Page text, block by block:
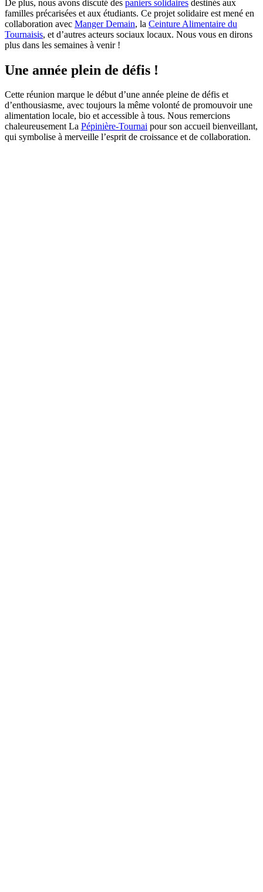
De plus, nous avons discuté des paniers solidaires destinés aux
familles précarisées et aux étudiants. Ce projet solidaire est mené en
collaboration avec Manger Demain, la Ceinture Alimentaire du
Tournaisis, et d’autres acteurs sociaux locaux. Nous vous en dirons
plus dans les semaines à venir !
Une année plein de défis !
Cette réunion marque le début d’une année pleine de défis et
d’enthousiasme, avec toujours la même volonté de promouvoir une
alimentation locale, bio et accessible à tous. Nous remercions
chaleureusement La Pépinière-Tournai pour son accueil bienveillant,
qui symbolise à merveille l’esprit de croissance et de collaboration.